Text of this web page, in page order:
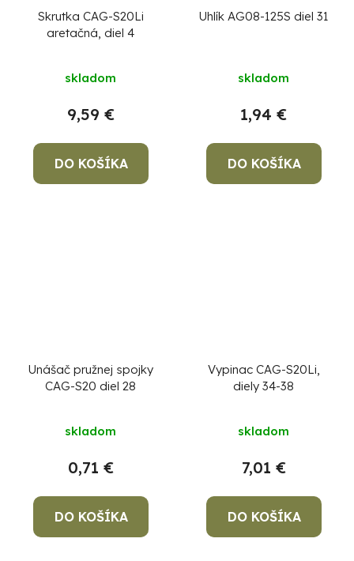
Skrutka CAG-S20Li
aretačná, diel 4
skladom
9,59 €
DO KOŠÍKA
Uhlík AG08-125S diel 31
skladom
1,94 €
DO KOŠÍKA
Unášač pružnej spojky
CAG-S20 diel 28
skladom
0,71 €
DO KOŠÍKA
Vypinac CAG-S20Li,
diely 34-38
skladom
7,01 €
DO KOŠÍKA